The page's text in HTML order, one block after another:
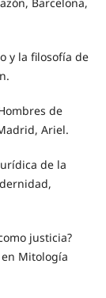
y la filosofía de
de
Ariel.
de la
justicia?
Mitología